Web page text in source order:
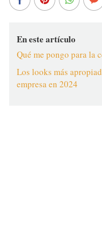
En este artículo
Qué me pongo para la
Los looks más
empresa en 2024